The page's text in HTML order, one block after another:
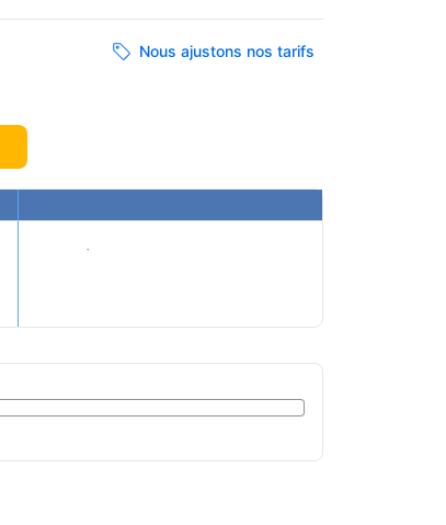
Nous ajustons nos tarifs
Voir les tarifs